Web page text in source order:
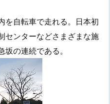
を自転車で走れる。日本初
センターなどさまざまな施
の連続である。